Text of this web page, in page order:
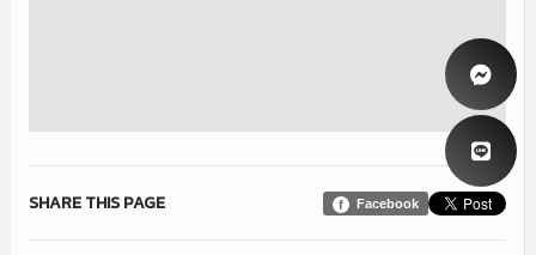
Facebook
SHARE THIS PAGE